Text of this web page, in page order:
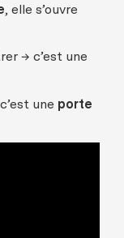
, elle s’ouvre
→ c’est une
une porte